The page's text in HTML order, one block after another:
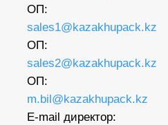
ОП:
sales1@kazakhupack.kz
ОП:
sales2@kazakhupack.kz
ОП:
m.bil@kazakhupack.kz
E-mail директор: